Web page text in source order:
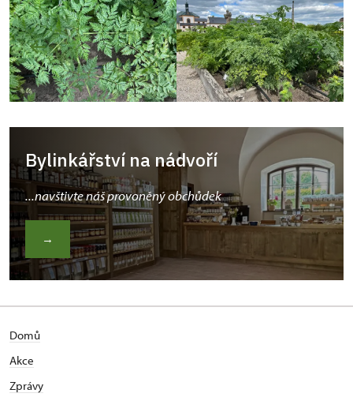
Bylinkářství na nádvoří
...navštivte náš provoněný obchůdek
→
Domů
Akce
Zprávy